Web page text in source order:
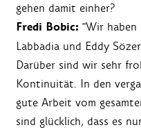
gehen damit einher?
Fredi Bobic: "Wir
Labbadia und Eddy
Darüber sind wir sehr
Kontinuität. In den
gute Arbeit vom
sind glücklich, dass es